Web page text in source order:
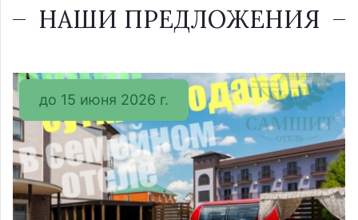
НАШИ ПРЕДЛОЖЕНИЯ
до 15 июня 2026 г.